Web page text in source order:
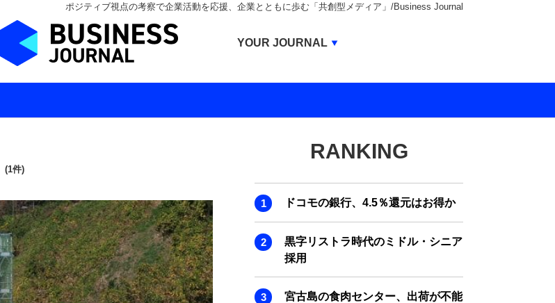
ポジティブ視点の考察で企業活動を応援、企業とともに歩む「共創型メディア」/Business Journal
(1件)
RANKING
ドコモの銀行、4.5％還元はお得か
黒字リストラ時代のミドル・シニア
採用
宮古島の食肉センター、出荷が不能
YOUR JOURNAL
BUSINESS JOURNAL
IVS JOURNAL
ENERGY MANAGEMENT JOURNAL
INBOUND JOURNAL
LIFE ENDING JOURNAL
AI JOURNAL
REAL ESTATE BROKERAGE JOURNAL